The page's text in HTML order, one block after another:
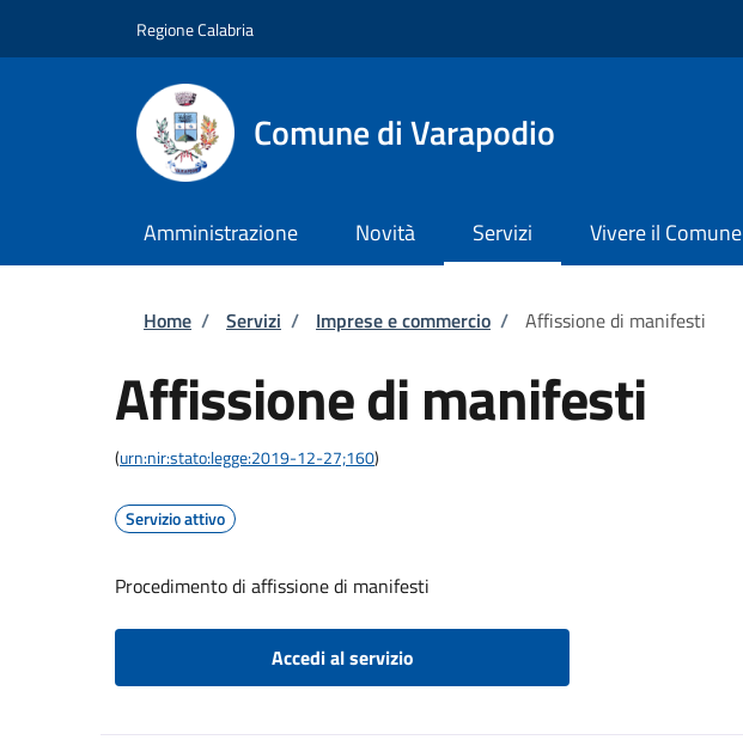
Regione Calabria
Comune di Varapodio
Amministrazione Novità Servizi Vivere il Comune
Briciole di pane
Home / Servizi / Imprese e commercio / Affissione di manifesti
Affissione di manifesti
(urn:nir:stato:legge:2019-12-27;160)
Servizio attivo
Procedimento di affissione di manifesti
Accedi al servizio